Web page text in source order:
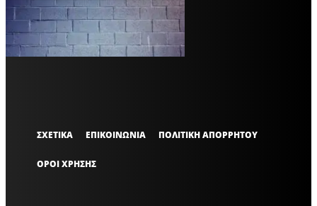
VARiEMAi
OFFICIAL
ΣΧΕΤΙΚΑ ΕΠΙΚΟΙΝΩΝΙΑ ΠΟΛΙΤΙΚΗ ΑΠΟΡΡΗΤΟΥ
ΟΡΟΙ ΧΡΗΣΗΣ